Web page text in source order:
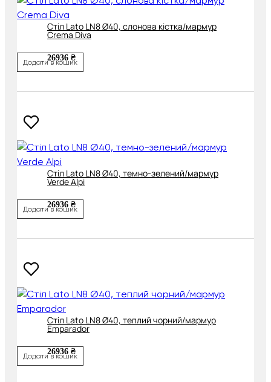
Cтіл Lato LN8 Ø40, слонова кістка/мармур
Crema Diva
26936 ₴
Додати в кошик
Cтіл Lato LN8 Ø40, темно-зелений/мармур
Verde Alpi
26936 ₴
Додати в кошик
Cтіл Lato LN8 Ø40, теплий чорний/мармур
Emparador
26936 ₴
Додати в кошик